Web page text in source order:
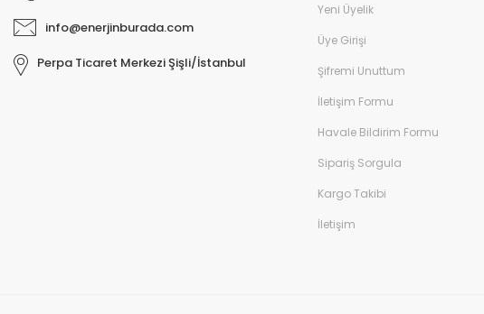
info@enerjinburada.com
Perpa Ticaret Merkezi Şişli/İstanbul
Yeni Üyelik
Üye Girişi
Şifremi Unuttum
İletişim Formu
Havale Bildirim Formu
Sipariş Sorgula
Kargo Takibi
İletişim